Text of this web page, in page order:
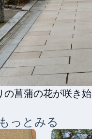
の菖蒲の花が咲き
っとみる